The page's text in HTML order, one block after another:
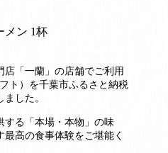
メン 1杯
店「一蘭」の店舗でご利用
ト）を千葉市ふるさと納税
した。
する「本場・本物」の味
高の食事体験をご堪能く